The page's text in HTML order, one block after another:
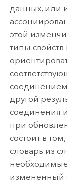
данных, или
этой
типы
соединением
другой
соединения
при
состоит в
словарь из
измененный